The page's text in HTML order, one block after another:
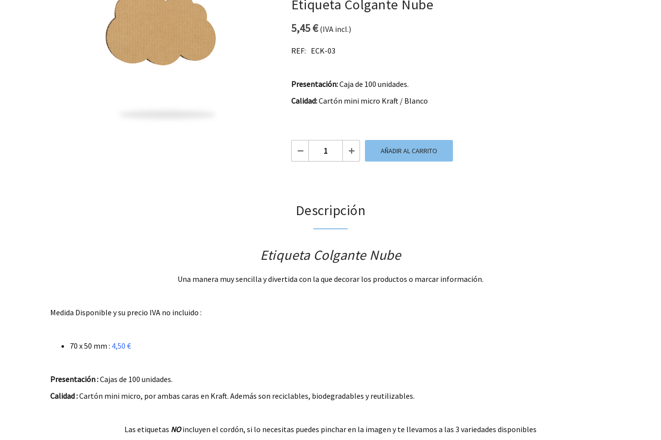
Etiqueta Colgante Nube
5,45€(IVA incl.)
REF: ECK-03
Presentación:Caja de 100 unidades.
Calidad:Cartón mini micro Kraft / Blanco
Etiqueta Colgante Nube cantidad
AÑADIR AL CARRITO
Descripción
Etiqueta Colgante Nube
Una manera muy sencilla y divertida con la que decorar los productos o marcar información.
Medida Disponible y su precio IVA no incluido :
70 x 50 mm : 4,50 €
Presentación :Cajas de 100 unidades.
Calidad :Cartón mini micro, por ambas caras en Kraft. Además son reciclables, biodegradables y reutilizables.
Las etiquetas NOincluyen el cordón, si lo necesitas puedes pinchar en la imagen y te llevamos a las 3 variedades disponibles